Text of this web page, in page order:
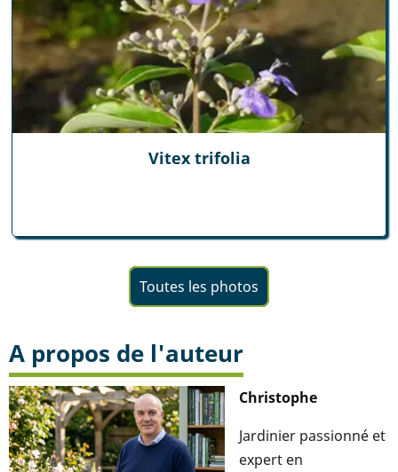
Vitex trifolia
Toutes les photos
A propos de l'auteur
Christophe
Jardinier passionné et
expert en